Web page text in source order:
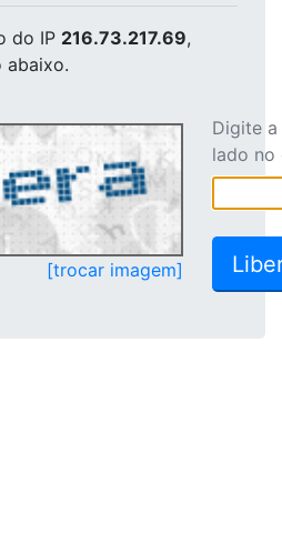
do IP 216.73.217.69,
abaixo.
[trocar imagem]
Digite
lado no